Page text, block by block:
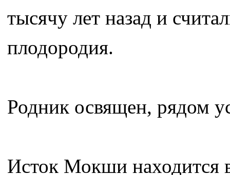
тысячу лет назад и
плодородия.
Родник освящен, рядом
Исток Мокши находится